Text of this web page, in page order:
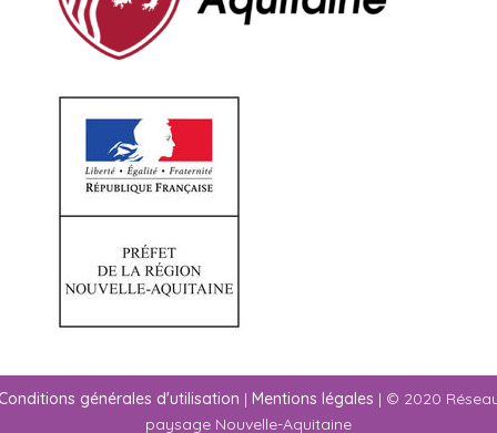
générales d'utilisation | Mentions légales | © 2020
paysage Nouvelle-Aquitaine